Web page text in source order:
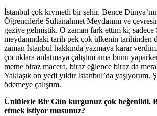
İstanbul çok kıymetli bir şehir. Bence
Öğrencilerle Sultanahmet Meydanını ve
geziye gelmiştik. O zaman fark ettim ki; sadece
meydanındaki tarih pek çok ülkenin tarihinden
zaman İstanbul hakkında yazmaya karar
çocuklara anlatmaya çalıştım ama bunu
metne biraz macera, biraz eğlence biraz da
Yaklaşık on yedi yıldır İstanbul’da yaşıyorum.
ödemeye çalıştım.
Ünlülerle Bir Gün kurgunuz çok beğenildi.
etmek istiyor musunuz?